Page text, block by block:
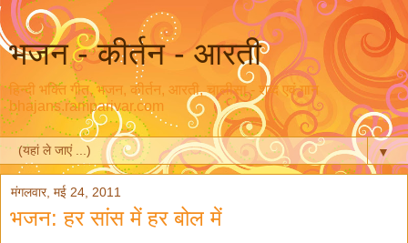
भजन - कीर्तन - आरती
हिन्दी भक्ति गीत, भजन, कीर्तन, आरती, चालीसा - शब्द एवं गान
bhajans.ramparivar.com
▼
मंगलवार, मई 24, 2011
भजन: हर सांस में हर बोल में